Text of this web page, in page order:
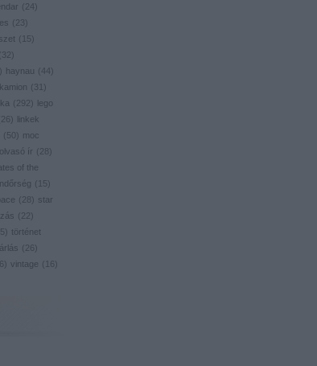
( 24)
( 23)
( 15)
32)
) haynau ( 44)
kamion ( 31
)
( 292)
lego
26 )
linkek
( 50) moc
olvasó ír ( 28 )
of the
( 15)
( 28 ) star
( 22)
15) történet
( 26 )
) vintage ( 16 )